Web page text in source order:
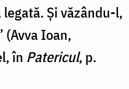
Și văzându-l,
(Avva Ioan,
în Patericul, p.